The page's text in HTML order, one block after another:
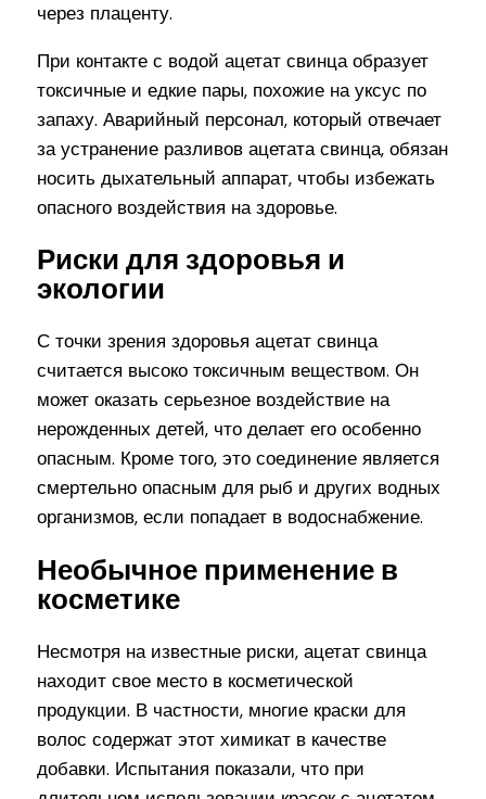
через плаценту.
При контакте с водой ацетат свинца образует
токсичные и едкие пары, похожие на уксус по
запаху. Аварийный персонал, который отвечает
за устранение разливов ацетата свинца, обязан
носить дыхательный аппарат, чтобы избежать
опасного воздействия на здоровье.
Риски для здоровья и
экологии
С точки зрения здоровья ацетат свинца
считается высоко токсичным веществом. Он
может оказать серьезное воздействие на
нерожденных детей, что делает его особенно
опасным. Кроме того, это соединение является
смертельно опасным для рыб и других водных
организмов, если попадает в водоснабжение.
Необычное применение в
косметике
Несмотря на известные риски, ацетат свинца
находит свое место в косметической
продукции. В частности, многие краски для
волос содержат этот химикат в качестве
добавки. Испытания показали, что при